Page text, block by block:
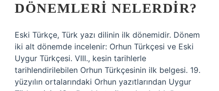
DÖNEMLERI NELERDIR?
Eski Türkçe, Türk yazı dilinin ilk dönemidir. Dönem
iki alt dönemde incelenir: Orhun Türkçesi ve Eski
Uygur Türkçesi. VIII., kesin tarihlerle
tarihlendirilebilen Orhun Türkçesinin ilk belgesi. 19.
yüzyılın ortalarındaki Orhun yazıtlarından Uygur